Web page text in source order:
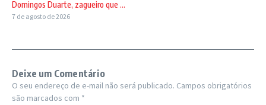
Domingos Duarte, zagueiro que ...
7 de agosto de 2026
Deixe um Comentário
O seu endereço de e-mail não será publicado. Campos obrigatórios
são marcados com *